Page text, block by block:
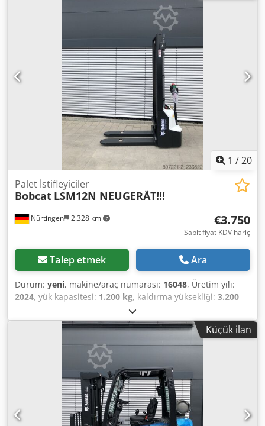
5180321 Dkedpfszfd Dbsx Aiher Seri Numarası: OBWNR-
1 /20
Nürtingen 2.328 km
Palet İstifleyiciler
Bobcat LSM12N NEUGERÄT!!!
€3.750
Sabit fiyat KDV hariç
Talep etmek Ara
Durum: yeni, makine/araç numarası: 16048, Üretim yılı:
2024, yük kapasitesi: 1.200 kg, kaldırma yüksekliği: 3.200
, yakıt türü:
simpleks, inşaat yüksekliği:2.080 mm, batarya voltajı:24
, çatalların uzunluğu:1.150 mm, toplam ağırlık:576 kg,
5076939 Dodpfjykc Rrox Aihekr Seri Numarası: OBWNL-
002740 Akü Özellikleri: 24V 60Ah
Küçük ilan